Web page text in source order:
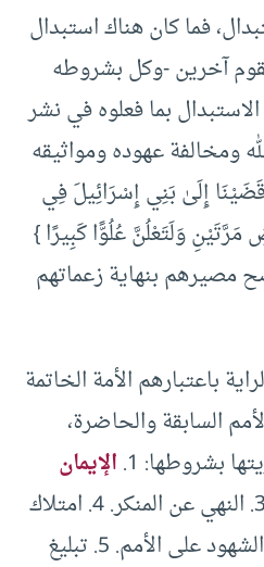
فما كان هناك استبدال
آخرين -وكل بشروطه
بما فعلوه في نشر
ومخالفة عهوده ومواثيقه
إِلَىٰ بَنِي إِسْرَائِيلَ فِي
وَلَتَعْلُنَّ عُلُوًّا كَبِيرًا}
مصيرهم بنهاية زعماتهم
باعتبارهم الأمة الخاتمة
السابقة والحاضرة،
بشروطها: 1.
الإيمان
. 2. الأمر بالمعروف. 3. النهي عن المنكر. 4. امتلاك
مؤهلات التمكن لتحقيق الشهود على الأمم. 5. تبليغ